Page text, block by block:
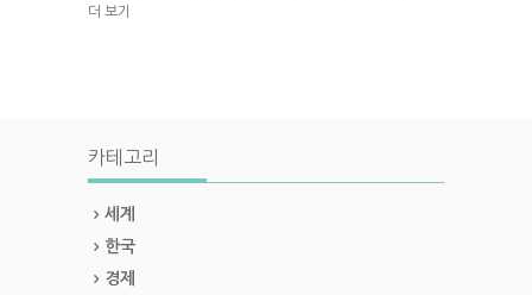
더 보기
카테고리
세계
한국
경제